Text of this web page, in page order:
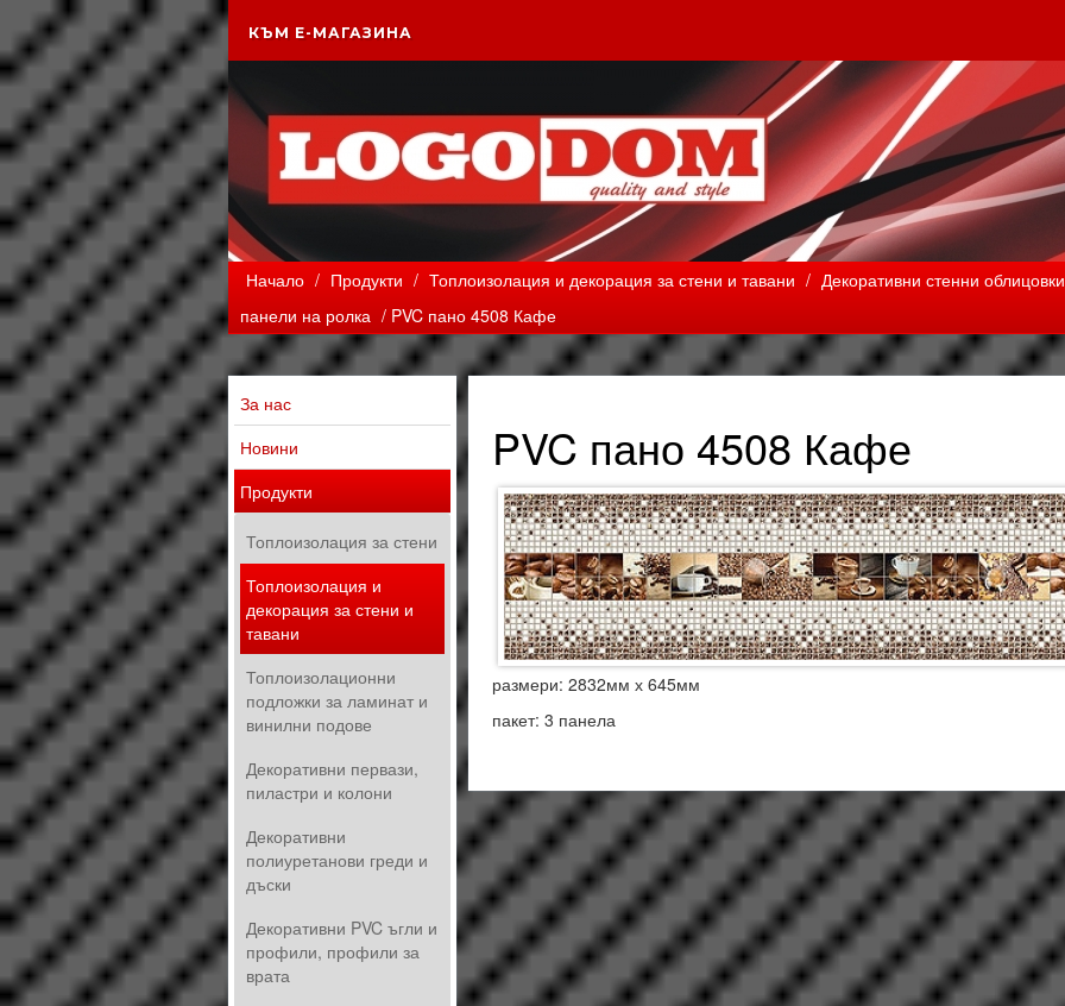
КЪМ Е-МАГАЗИНА
Начало / Продукти / Топлоизолация и декорация за стени и тавани / Декоративни стенни облицовки
панели на ролка / PVC пано 4508 Кафе
За нас
Новини
Продукти
Топлоизолация за стени
Топлоизолация и
декорация за стени и
тавани
Топлоизолационни
подложки за ламинат и
винилни подове
Декоративни первази,
пиластри и колони
Декоративни
полиуретанови греди и
дъски
Декоративни PVC ъгли и
профили, профили за
врата
PVC пано 4508 Кафе
размери: 2832мм х 645мм
пакет: 3 панела